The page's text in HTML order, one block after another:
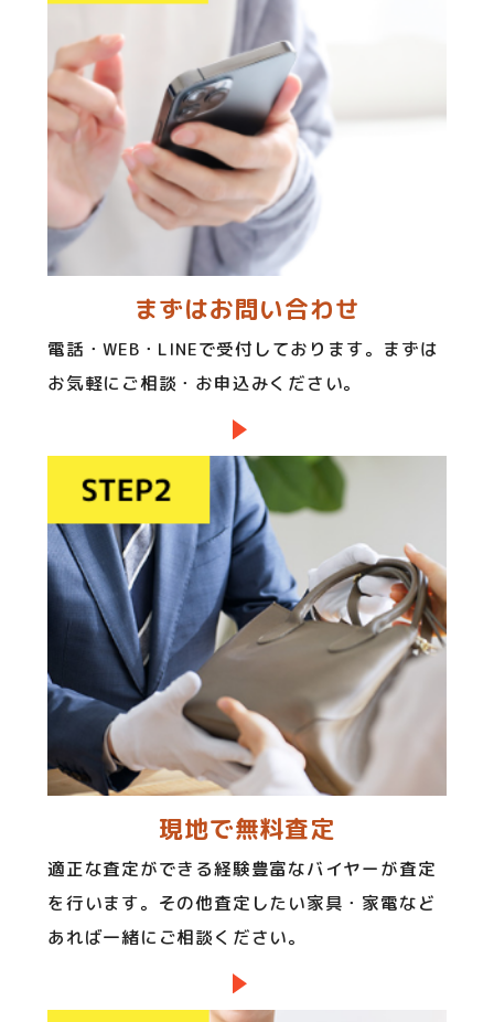
まずはお問い合わせ
電話・WEB・LINEで受付しております。まずは
お気軽にご相談・お申込みください。
現地で無料査定
適正な査定ができる経験豊富なバイヤーが査定
を行います。その他査定したい家具・家電など
あれば一緒にご相談ください。